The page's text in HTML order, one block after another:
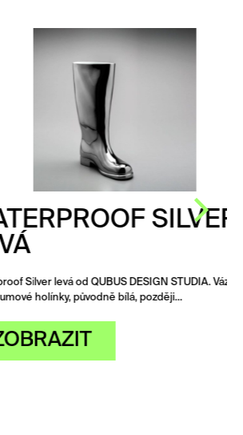
SILVER
levá od QUBUS DESIGN STUDIA. Váza ve
původně bílá, později…